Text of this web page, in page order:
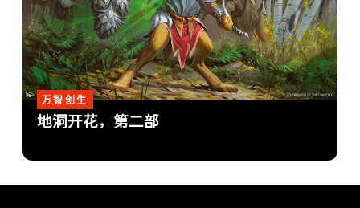
万智创生
地洞开花，第二部